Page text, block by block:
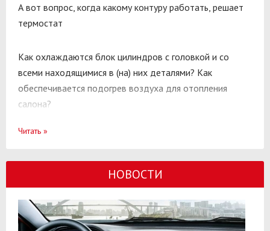
А вот вопрос, когда какому контуру работать, решает
термостат
Как охлаждаются блок цилиндров с головкой и со
всеми находящимися в (на) них деталями? Как
обеспечивается подогрев воздуха для отопления
салона?
Главным объектом охлаждения являются блок и его
созданные пустоты, замыкающие в водяную рубашку.
по ней насосом (помпой) прокачивалась вода,
отводящая тепло от работающего двигателя.
Читать »
НОВОСТИ